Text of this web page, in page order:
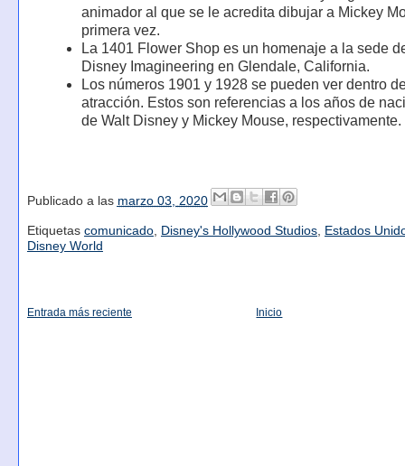
animador al que se le acredita dibujar a Mickey
primera vez.
La 1401 Flower Shop es un homenaje a la sede
Disney Imagineering en Glendale, California.
Los números 1901 y 1928 se pueden ver dentro
atracción. Estos son referencias a los años de
de Walt Disney y Mickey Mouse, respectivamente.
Publicado a las marzo 03, 2020
Etiquetas comunicado, Disney's Hollywood Studios,
Estados
Disney World
Entrada más reciente Inicio